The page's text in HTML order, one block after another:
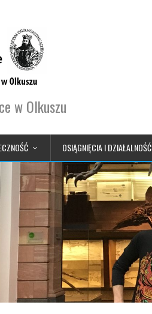
w Olkuszu
OSIĄGNIĘCIA I DZIAŁALNOŚĆ